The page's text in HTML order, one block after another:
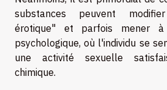
substances peuvent
érotique" et parfois mener à
psychologique, où l'individu se
une activité sexuelle
chimique.